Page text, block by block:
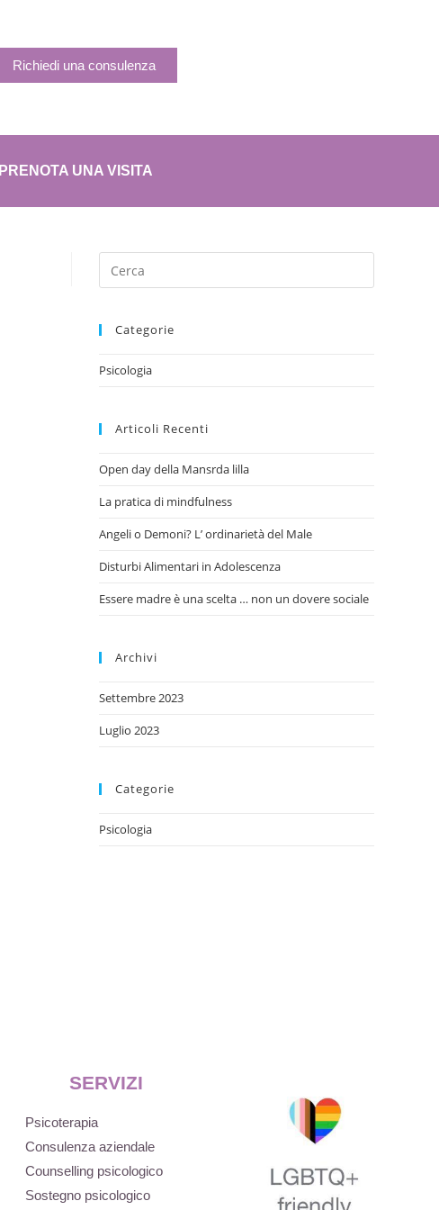
Richiedi una consulenza
PRENOTA UNA VISITA
Categorie
Psicologia
Articoli Recenti
Open day della Mansrda lilla
La pratica di mindfulness
Angeli o Demoni? L’ ordinarietà del Male
Disturbi Alimentari in Adolescenza
Essere madre è una scelta … non un dovere sociale
Archivi
Settembre 2023
Luglio 2023
Categorie
Psicologia
SERVIZI
Psicoterapia
Consulenza aziendale
Counselling psicologico
Sostegno psicologico